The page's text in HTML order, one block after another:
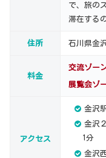
で、旅の
滞在する
住所 石川県金
料金
交流ゾー
展覧会ゾ
アクセス
金沢
金沢
1分
金沢